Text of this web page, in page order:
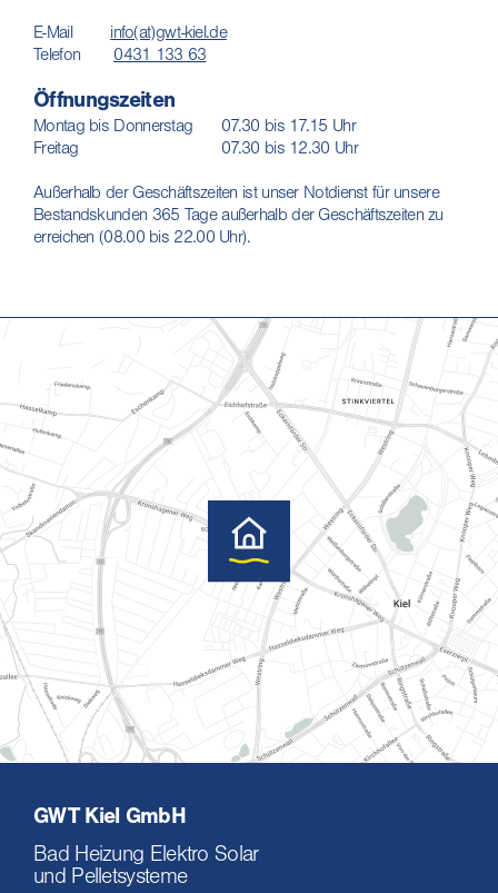
E-Mail info(at)gwt-kiel.de
Telefon 0431 133 63
Öffnungszeiten
Montag bis Donnerstag 07.30 bis 17.15 Uhr
Freitag 07.30 bis 12.30 Uhr
Außerhalb der Geschäftszeiten ist unser Notdienst für unsere
Bestandskunden 365 Tage außerhalb der Geschäftszeiten zu
erreichen (08.00 bis 22.00 Uhr).
GWT Kiel GmbH
Bad Heizung Elektro Solar
und Pelletsysteme